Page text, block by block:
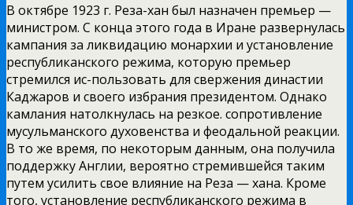
В октябре 1923 г. Реза-хан был назначен премьер —
министром. С конца этого года в Иране развернулась
кампания за ликвидацию монархии и установление
республиканского режима, которую премьер
стремился ис-пользовать для свержения династии
Каджаров и своего избрания президентом. Однако
камлания натолкнулась на резкое. сопротивление
мусульманского духовенства и феодальной реакции.
В то же время, по некоторым данным, она получила
поддержку Англии, вероятно стремившейся таким
путем усилить свое влияние на Реза — хана. Кроме
того, установление республиканского режима в